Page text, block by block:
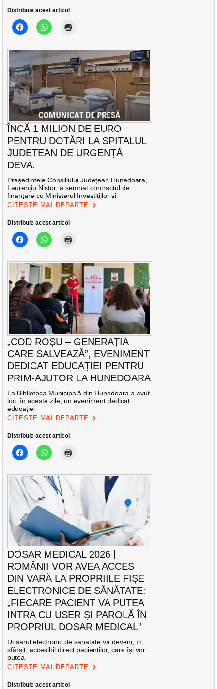
Distribuie acest articol
ÎNCĂ 1 MILION DE EURO
PENTRU DOTĂRI LA SPITALUL
JUDEȚEAN DE URGENȚĂ
DEVA.
Președintele Consiliului Județean Hunedoara,
Laurențiu Nistor, a semnat contractul de
finanțare cu Ministerul Investițiilor și
CITEȘTE MAI DEPARTE
Distribuie acest articol
„COD ROȘU – GENERAȚIA
CARE SALVEAZĂ”, EVENIMENT
DEDICAT EDUCAȚIEI PENTRU
PRIM-AJUTOR LA HUNEDOARA
La Biblioteca Municipală din Hunedoara a avut
loc, în aceste zile, un eveniment dedicat
educației
CITEȘTE MAI DEPARTE
Distribuie acest articol
DOSAR MEDICAL 2026 |
ROMÂNII VOR AVEA ACCES
DIN VARĂ LA PROPRIILE FIȘE
ELECTRONICE DE SĂNĂTATE:
„FIECARE PACIENT VA PUTEA
INTRA CU USER ȘI PAROLĂ ÎN
PROPRIUL DOSAR MEDICAL”
Dosarul electronic de sănătate va deveni, în
sfârșit, accesibil direct pacienților, care își vor
putea
CITEȘTE MAI DEPARTE
Distribuie acest articol